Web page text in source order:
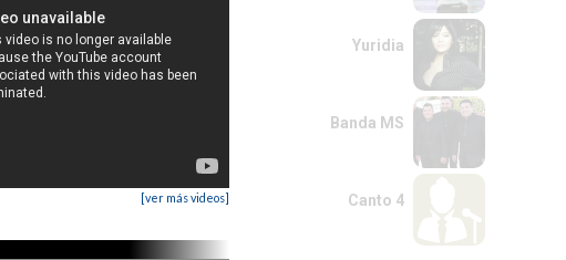
[ver más videos]
Yuridia
Banda MS
Canto 4